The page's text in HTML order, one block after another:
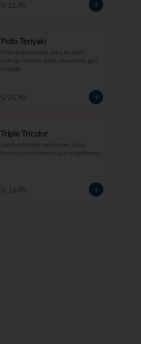
S/ 21.90
Pollo Teriyaki
Pollo deshilachado, salsa teriyaki,
lechuga, tomate, palta, mayonesa, pan
ciabatta
S/ 25.90
Triple Tricolor
Sándwich triple con tomate, palta,
huevo y mayonesa en pan miga blanco.
S/ 16.90